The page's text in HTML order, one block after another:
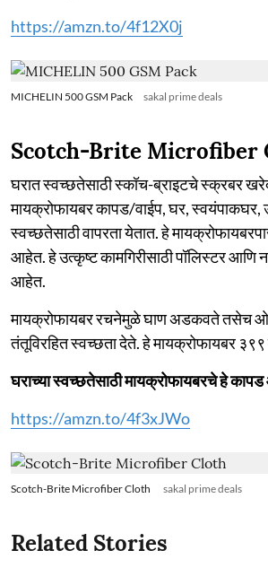
https://amzn.to/4f12X0j
MICHELIN 500 GSM Pack sakal prime deals
Scotch-Brite Microfiber
घरात स्वच्छतेसाठी स्कॉच-ब्राइटचे स्क्रबर
मायक्रोफायबर कापड/वाईप, घर,
स्वच्छतेसाठी वापरता येतात. हे
आहेत. हे उत्कृष्ट कामगिरीसाठी पॉलिस्टर
आहेत.
मायक्रोफायबर रचनेमुळे घाण अडकवते तसेच
तंतूविरहित स्वच्छता देते. हे मायक्रोफायबर
घराच्या स्वच्छतेसाठी मायक्रोफायबरचे हे
https://amzn.to/4f3xJWo
Scotch-Brite Microfiber Cloth sakal prime deals
Related Stories